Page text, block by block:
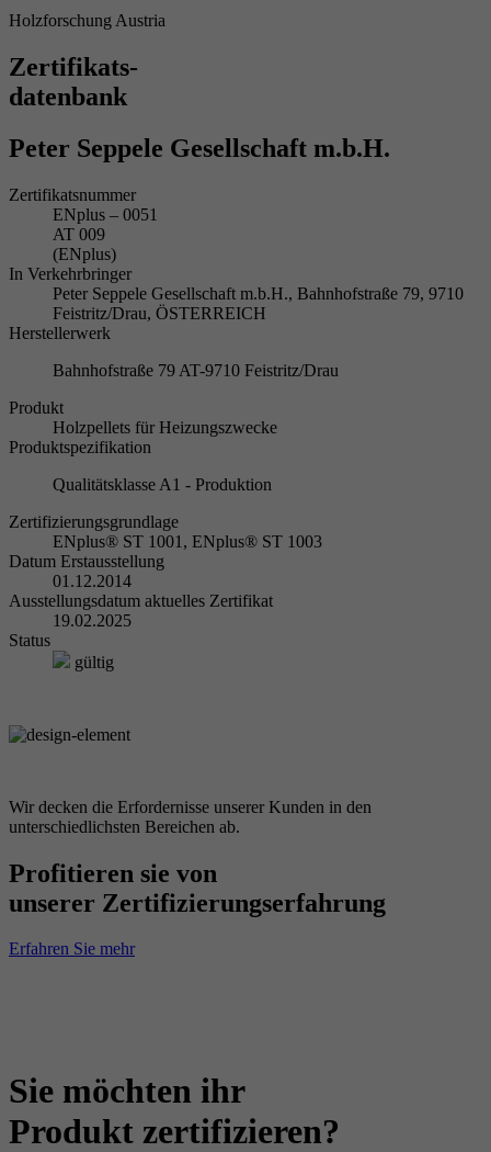
Holzforschung Austria
Zertifikats-
datenbank
Peter Seppele Gesellschaft m.b.H.
Zertifikatsnummer
ENplus – 0051
AT 009
(ENplus)
In Verkehrbringer
Peter Seppele Gesellschaft m.b.H., Bahnhofstraße 79, 9710
Feistritz/Drau, ÖSTERREICH
Herstellerwerk
Bahnhofstraße 79 AT-9710 Feistritz/Drau
Produkt
Holzpellets für Heizungszwecke
Produktspezifikation
Qualitätsklasse A1 - Produktion
Zertifizierungsgrundlage
ENplus® ST 1001, ENplus® ST 1003
Datum Erstausstellung
01.12.2014
Ausstellungsdatum aktuelles Zertifikat
19.02.2025
Status
gültig
Wir decken die Erfordernisse unserer Kunden in den
unterschiedlichsten Bereichen ab.
Profitieren sie von
unserer Zertifizierungserfahrung
Erfahren Sie mehr
Sie möchten ihr
Produkt zertifizieren?